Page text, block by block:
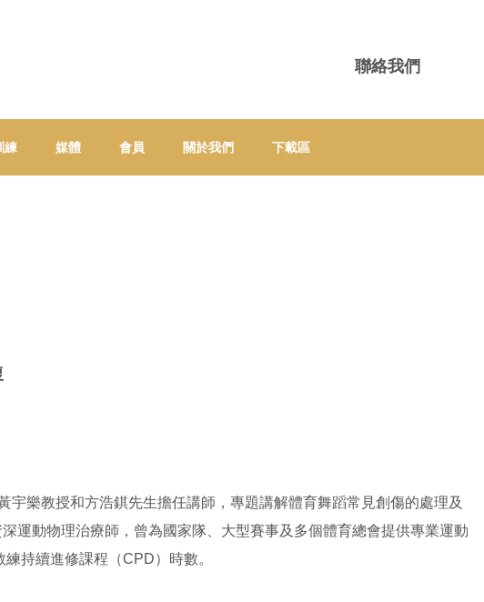
聯絡我們
練 媒體 會員 關於我們 下載區
樂教授和方浩錤先生擔任講師，專題講解體育舞蹈常見創傷的處理及
運動物理治療師，曾為國家隊、大型賽事及多個體育總會提供專業運動
練持續進修課程（CPD）時數。